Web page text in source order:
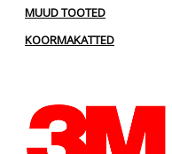
MUUD TOOTED
KOORMAKATTED